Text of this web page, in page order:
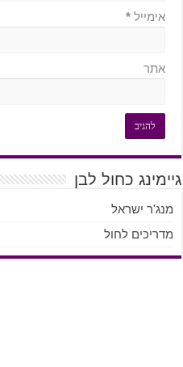
אימייל *
אתר
גיימינג כחול לבן
מנג'ר ישראל
מדריכים לחול